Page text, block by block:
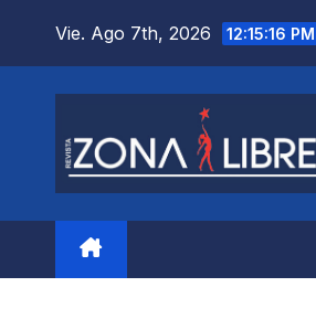
Vie. Ago 7th, 2026 12:15:18 PM